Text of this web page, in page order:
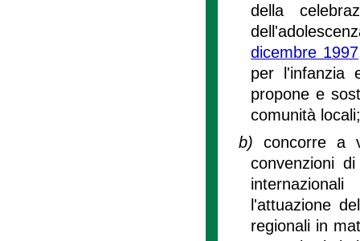
della
dicembre
per l'infanzia
propone e
comunità
b) concorre a
convenzioni
l'attuazione
regionali in